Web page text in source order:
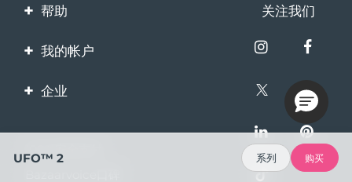
帮助
联系我们
保修与退换货
常见问题
电池信息
关注我们
我的帐户
产品注册
企业
伙伴计划
UFO™ 2 系列 购买